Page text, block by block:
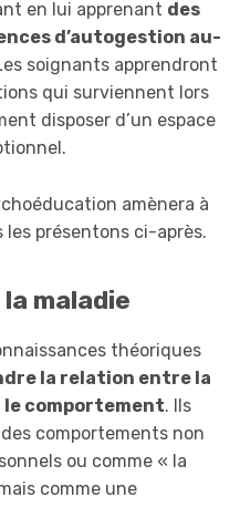
en lui apprenant des
d’autogestion au-
soignants apprendront
qui surviennent lors
disposer d’un espace
amènera à
présentons ci-après.
maladie
théoriques
la relation entre la
le comportement. Ils
comportements non
ou comme « la
comme une